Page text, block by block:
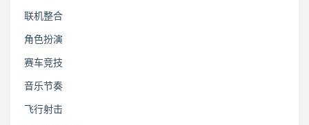
联机整合
角色扮演
赛车竞技
音乐节奏
飞行射击